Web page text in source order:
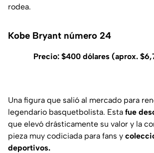
rodea.
Kobe Bryant número 24
Precio: $400 dólares (aprox.
Una figura que salió al mercado para
legendario basquetbolista. Esta fue
que elevó drásticamente su valor y la
pieza muy codiciada para fans y
deportivos.